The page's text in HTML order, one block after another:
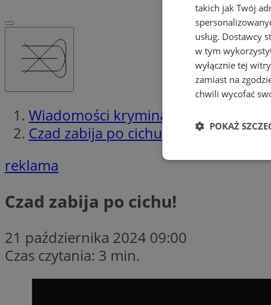
Wiadomości kryminalne w Rudzie
Czad zabija po cichu!
reklama
Czad zabija po cichu!
21 października 2024 09:00
Czas czytania: 3 min.
takich jak Twój
usług. Dostawcy
w tym
wyłącznie tej
zamiast na
chwili wycofać
POKAŻ
Niezbędne
zarządzanie kontem.